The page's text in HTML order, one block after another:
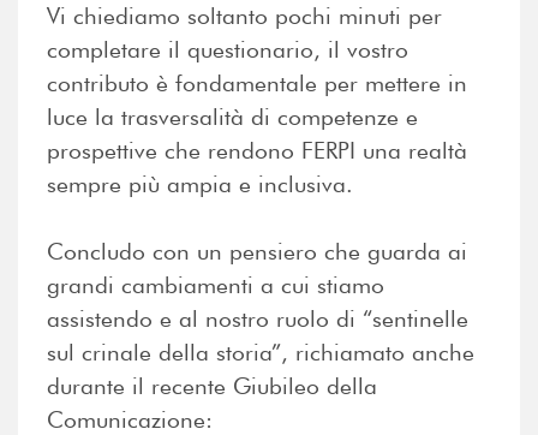
Vi chiediamo soltanto pochi minuti per
completare il questionario, il vostro
contributo è fondamentale per mettere in
luce la trasversalità di competenze e
prospettive che rendono FERPI una realtà
sempre più ampia e inclusiva.
Concludo con un pensiero che guarda ai
grandi cambiamenti a cui stiamo
assistendo e al nostro ruolo di “sentinelle
sul crinale della storia”, richiamato anche
durante il recente Giubileo della
Comunicazione: